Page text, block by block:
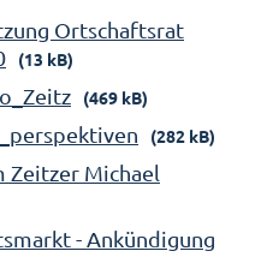
Ortschaftsrat
(13 kB)
(469 kB)
(282 kB)
Michael
- Ankündigung